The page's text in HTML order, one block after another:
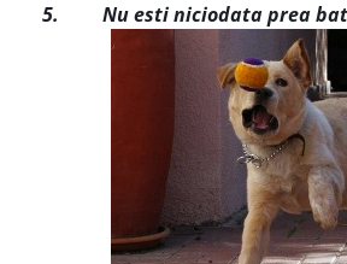
5.
Nu esti niciodata prea